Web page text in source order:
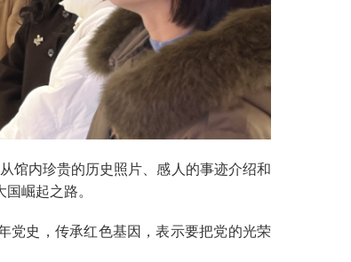
馆内珍贵的历史照片、感人的事迹介绍和
崛起之路。
史，传承红色基因，表示要把党的光荣